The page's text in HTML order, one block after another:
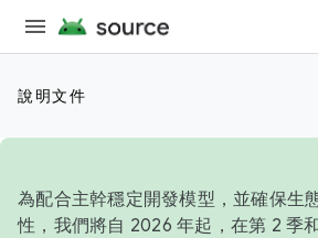
說明文件
為配合主幹穩定開發模型，並確保生
性，我們將自 2026 年起，在第 2 季